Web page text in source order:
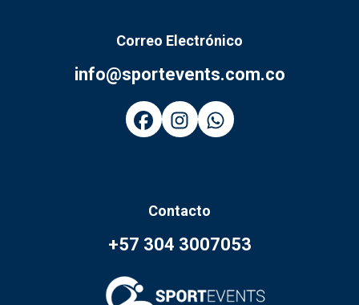
Correo Electrónico
info@sportevents.com.co
Contacto
+57 304 3007053